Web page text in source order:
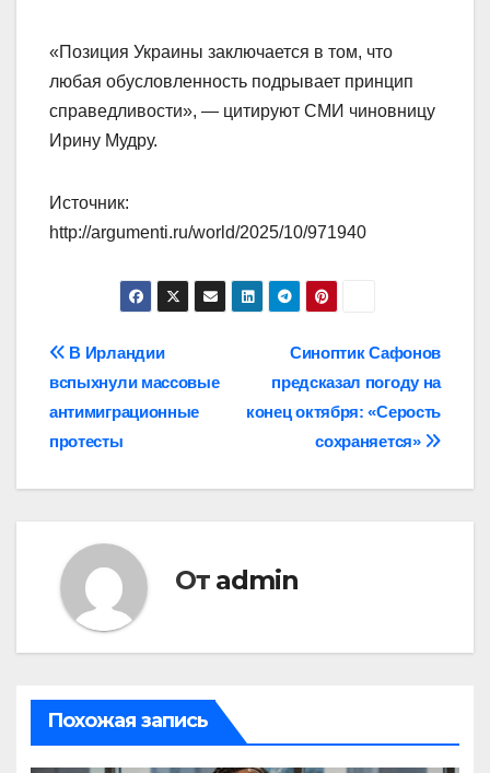
«Позиция Украины заключается в том, что
любая обусловленность подрывает принцип
справедливости», — цитируют СМИ чиновницу
Ирину Мудру.
Источник:
http://argumenti.ru/world/2025/10/971940
Навигация
по
записям
Синоптик Сафонов
предсказал погоду на
конец октября: «Серость
сохраняется»
В Ирландии
вспыхнули массовые
антимиграционные
протесты
От admin
Похожая запись